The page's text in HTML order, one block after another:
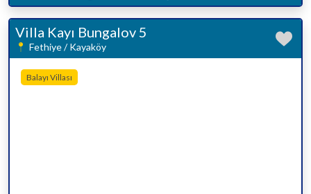
Villa Kayı Bungalov 5
Fethiye / Kayaköy
Balayı Villası